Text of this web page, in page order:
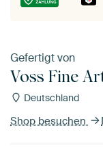
Gefertigt von
Voss Fine
Deutschland
Shop besuchen